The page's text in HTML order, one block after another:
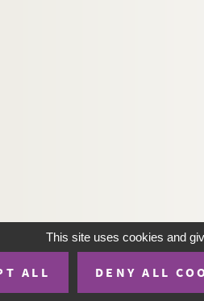
This site uses cookies and
ALL DENY ALL